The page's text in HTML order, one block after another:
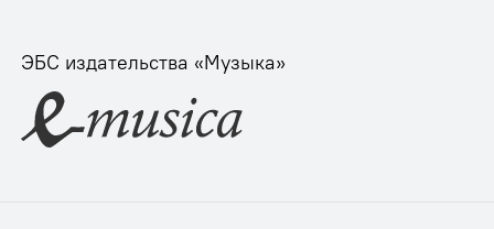
ЭБС издательства «Музыка»